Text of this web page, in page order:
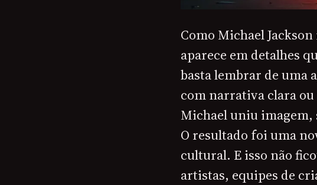
Como Michael
aparece em detalhes
basta lembrar de uma
com narrativa clara
Michael uniu imagem,
O resultado foi uma
cultural. E isso não
artistas, equipes de